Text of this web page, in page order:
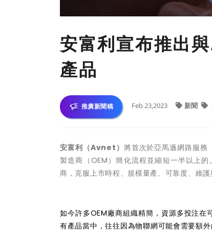
安富利宣布推出
產品
推廣新聞稿 Feb 23,2023 新聞
安富利（Avnet） 將首次於亞馬遜網路服
製造商（OEM）簡化流程並縮短一半以上
商，克服上市時程、規模量產、可靠度、維護
如今許多OEM廠商組織精簡，資源多投注
有產品當中，往往因為物聯網可能會需要額